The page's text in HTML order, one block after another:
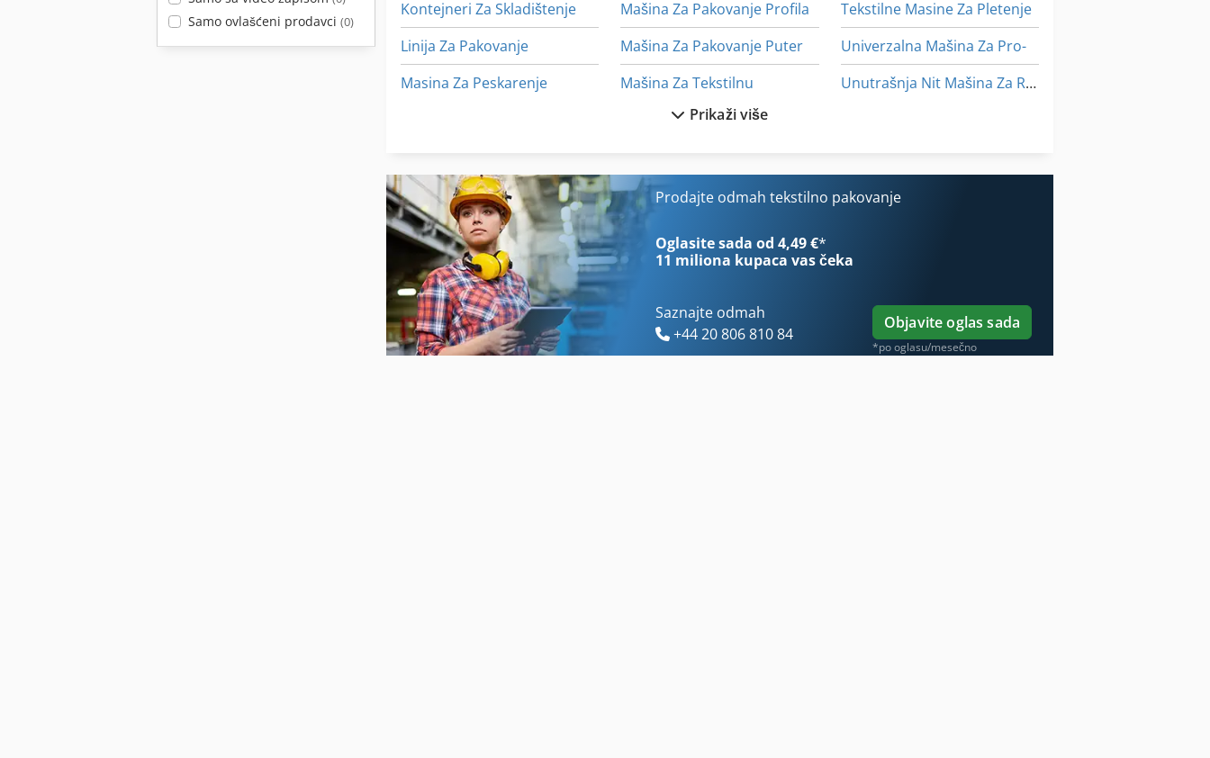
Samo ovlašćeni prodavci (0)
Kontejneri Za Skladištenje
Linija Za Pakovanje
Masina Za Peskarenje
Mašina Za Livenje
Mašina Za Pakovanje
Mašina Za Pakovanje Profila
Mašina Za Pakovanje Puter
Mašina Za Tekstilnu
Mašina Za Vezenje
Profesionalni Bezbednosti I Zdravlja
Tekstilne Masine Za Pletenje
Univerzalna Mašina Za Pro-
Unutrašnja Nit Mašina Za Rezanje
Prikaži više
Prodajte odmah tekstilno pakovanje
Oglasite sada od 4,49 €*
11 miliona kupaca vas čeka
Saznajte odmah
+44 20 806 810 84
Objavite oglas sada
*po oglasu/mesečno